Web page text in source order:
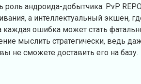
роль андроида-добытчика. PvP
а интеллектуальный экшен,
каждая ошибка может стать
мыслить стратегически, ведь
не сможете доставить его на базу.